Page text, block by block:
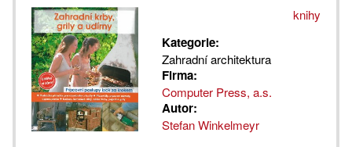
knihy
Kategorie:
Zahradní architektura
Firma:
Computer Press, a.s.
Autor:
Stefan Winkelmeyr